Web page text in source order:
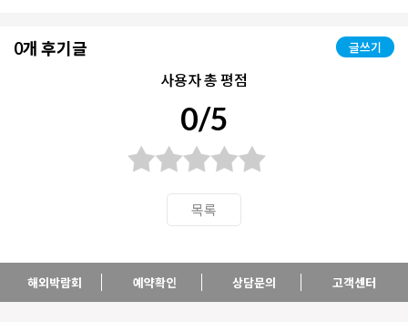
0개 후기글 글쓰기
사용자 총 평점
0/5
목록
해외박람회 예약확인 상담문의 고객센터